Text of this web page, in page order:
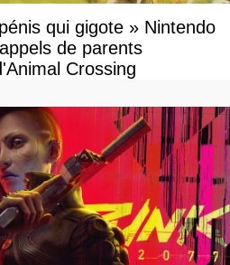
qui gigote » Nintendo
de parents
Crossing